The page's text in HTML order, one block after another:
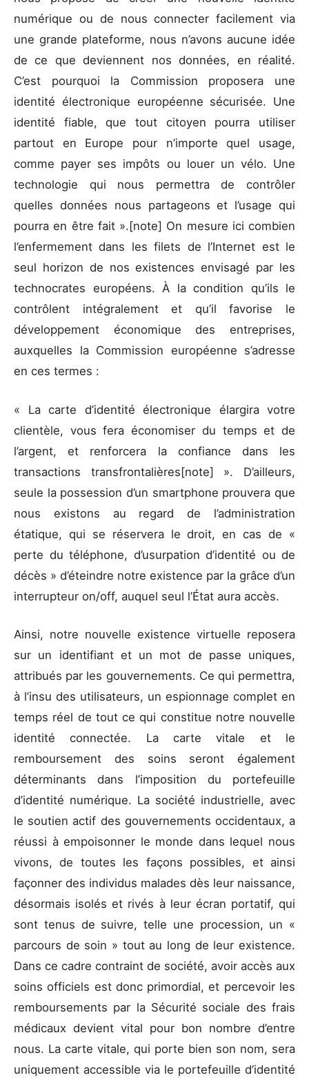
numérique ou de nous connecter facilement via
une grande plateforme, nous n’avons aucune idée
de ce que deviennent nos données, en réalité.
C’est pourquoi la Commission proposera une
identité électronique européenne sécurisée. Une
identité fiable, que tout citoyen pourra utiliser
partout en Europe pour n’importe quel usage,
comme payer ses impôts ou louer un vélo. Une
technologie qui nous permettra de contrôler
quelles données nous partageons et l’usage qui
pourra en être fait ».[note] On mesure ici combien
l’enfermement dans les filets de l’Internet est le
seul horizon de nos existences envisagé par les
technocrates européens. À la condition qu’ils le
contrôlent intégralement et qu’il favorise le
développement économique des entreprises,
auxquelles la Commission européenne s’adresse
en ces termes :
« La carte d’identité électronique élargira votre
clientèle, vous fera économiser du temps et de
l’argent, et renforcera la confiance dans les
transactions transfrontalières[note] ». D’ailleurs,
seule la possession d’un smartphone prouvera que
nous existons au regard de l’administration
étatique, qui se réservera le droit, en cas de «
perte du téléphone, d’usurpation d’identité ou de
décès » d’éteindre notre existence par la grâce d’un
interrupteur on/off, auquel seul l’État aura accès.
Ainsi, notre nouvelle existence virtuelle reposera
sur un identifiant et un mot de passe uniques,
attribués par les gouvernements. Ce qui permettra,
à l’insu des utilisateurs, un espionnage complet en
temps réel de tout ce qui constitue notre nouvelle
identité connectée. La carte vitale et le
remboursement des soins seront également
déterminants dans l’imposition du portefeuille
d’identité numérique. La société industrielle, avec
le soutien actif des gouvernements occidentaux, a
réussi à empoisonner le monde dans lequel nous
vivons, de toutes les façons possibles, et ainsi
façonner des individus malades dès leur naissance,
désormais isolés et rivés à leur écran portatif, qui
sont tenus de suivre, telle une procession, un «
parcours de soin » tout au long de leur existence.
Dans ce cadre contraint de société, avoir accès aux
soins officiels est donc primordial, et percevoir les
remboursements par la Sécurité sociale des frais
médicaux devient vital pour bon nombre d’entre
nous. La carte vitale, qui porte bien son nom, sera
uniquement accessible via le portefeuille d’identité